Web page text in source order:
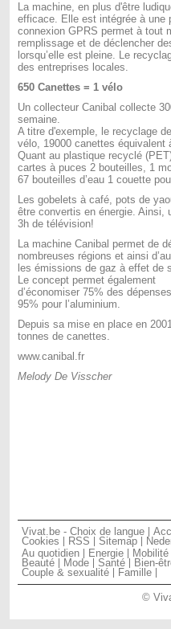
La machine, en plus d'être
efficace. Elle est intégrée à une
connexion GPRS permet à tout
remplissage et de déclencher
lorsqu’elle est pleine. Le
des entreprises locales.
650 Canettes = 1 vélo
Un collecteur Canibal collecte
semaine.
A titre d'exemple, le recyclage
vélo, 19000 canettes équivalent
Quant au plastique recyclé
cartes à puces 2 bouteilles, 1
67 bouteilles d’eau 1 couette
Les gobelets à café, pots de
être convertis en énergie. Ainsi,
3h de télévision!
La machine Canibal permet de
nombreuses régions et ainsi
les émissions de gaz à effet de
Le concept permet également
d’économiser 75% des
95% pour l’aluminium.
Depuis sa mise en place en
tonnes de canettes.
www.canibal.fr
Melody De Visscher
Vivat.be - Choix de langue
Cookies
RSS Sitemap
Au quotidien
Energie Mobilité
Beauté
Mode Santé Bien-
Couple & sexualité
Famille
©